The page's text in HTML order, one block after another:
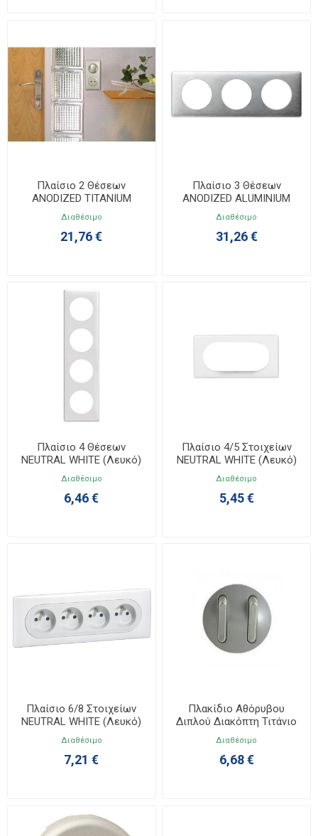
Πλαίσιο 2 Θέσεων
ANODIZED TITANIUM
Celiane 068902
Διαθέσιμο
21,76 €
Πλαίσιο 3 Θέσεων
ANODIZED ALUMINIUM
Celiane 068923
Διαθέσιμο
31,26 €
Πλαίσιο 4 Θέσεων
NEUTRAL WHITE (Λευκό)
Celiane 068634
Διαθέσιμο
6,46 €
Πλαίσιο 4/5 Στοιχείων
NEUTRAL WHITE (Λευκό)
Celiane 068635
Διαθέσιμο
5,45 €
Πλαίσιο 6/8 Στοιχείων
NEUTRAL WHITE (Λευκό)
Celiane 068636
Διαθέσιμο
7,21 €
Πλακίδιο Αθόρυβου
Διπλού Διακόπτη Τιτάνιο
Celiane 068318
Διαθέσιμο
6,68 €